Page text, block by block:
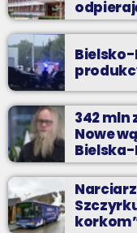
Bielsko-
342 mln
Nowe
Bielska-